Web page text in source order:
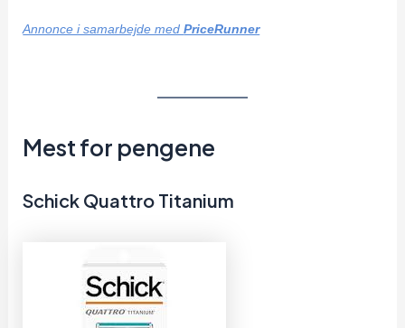
Annonce i samarbejde medPriceRunner
Mest for pengene
Schick Quattro Titanium